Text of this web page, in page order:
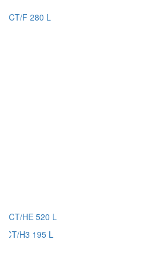
CT/F 280 L
CT/HE 520 L